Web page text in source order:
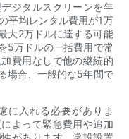
ジタルスクリーンを年
平均レンタル費用が1万
大2万ドルに達する可能
5万ドルの一括費用で常
費用なしで他の継続的
場合、一般的な5年間で
に入れる必要がありま
よって緊急費用や追加